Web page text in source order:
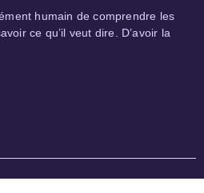
humain de comprendre les
ce qu’il veut dire. D’avoir la